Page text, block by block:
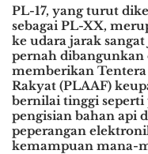
PL-17, yang turut
sebagai PL-XX,
ke udara jarak
pernah
memberikan Tentera
Rakyat (PLAAF)
bernilai tinggi seperti
pengisian bahan api
peperangan
kemampuan mana-